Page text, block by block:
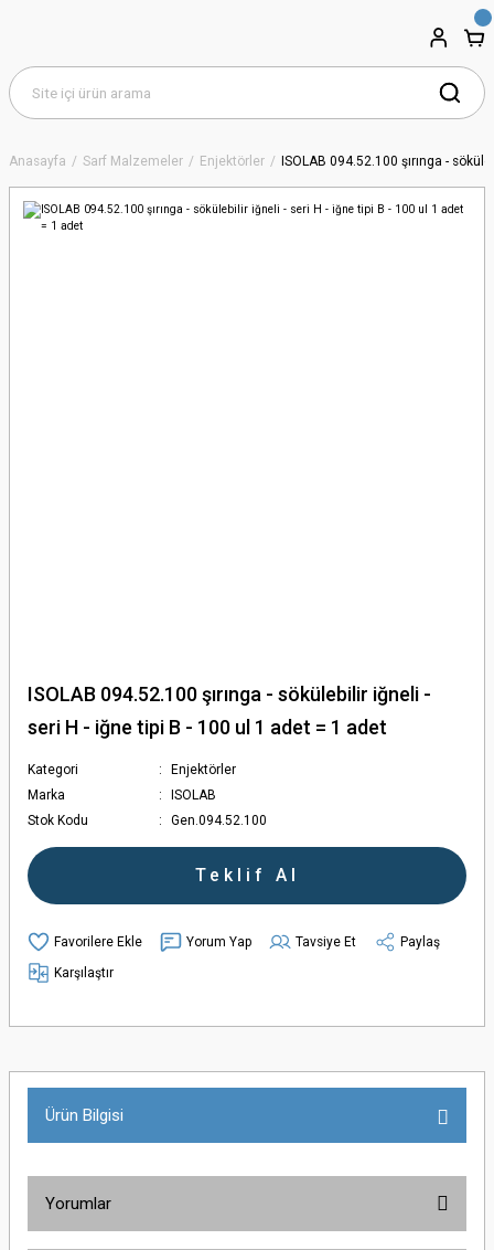
Anasayfa Sarf Malzemeler Enjektörler ISOLAB 094.52.100 şırınga -
ISOLAB 094.52.100 şırınga - sökülebilir iğneli -
seri H - iğne tipi B - 100 ul 1 adet = 1 adet
Kategori
Enjektörler
Marka
ISOLAB
Stok Kodu
Gen.094.52.100
Teklif Al
Yorum Yap Tavsiye Et
Paylaş
Karşılaştır
Ürün Bilgisi
Yorumlar